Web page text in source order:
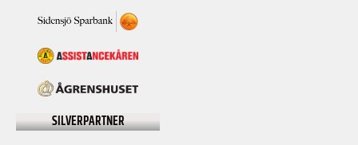
SILVERPARTNER